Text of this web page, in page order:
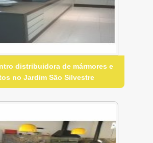
distribuidora de mármores e
no Jardim São Silvestre